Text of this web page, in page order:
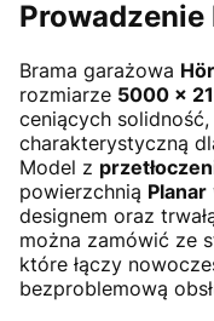
Prowadzenie
Brama garażowa
rozmiarze 5000 ×
ceniących
charakterystyczną
Model z
powierzchnią Planar
designem oraz
można zamówić ze
które łączy
bezproblemową